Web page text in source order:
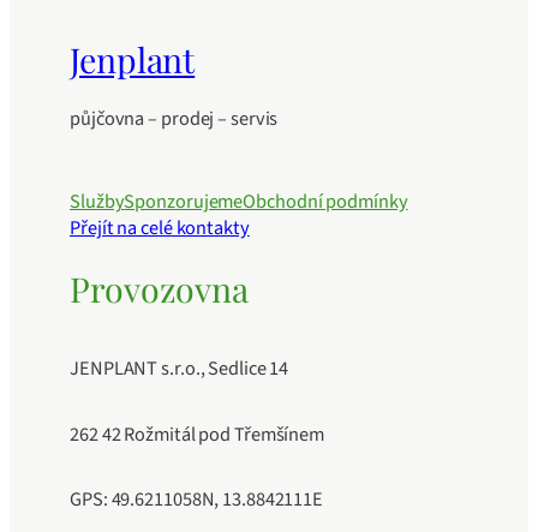
Jenplant
půjčovna – prodej – servis
SlužbySponzorujemeObchodní podmínky
Přejít na celé kontakty
Provozovna
JENPLANT s.r.o., Sedlice 14
262 42 Rožmitál pod Třemšínem
GPS: 49.6211058N, 13.8842111E